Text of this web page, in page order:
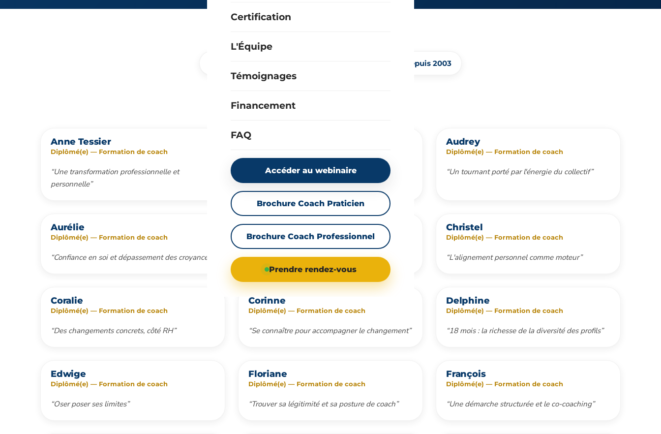
Certification
L'Équipe
Témoignages
Financement
FAQ
Accéder au webinaire
Brochure Coach Praticien
Brochure Coach Professionnel
Prendre rendez-vous
coachs formés depuis 2003
Anne Tessier
Diplômé(e) — Formation de coach
“Une transformation professionnelle et
personnelle”
Anne-Sophie
“S'aligner avec ses valeurs profondes”
Audrey
Diplômé(e) — Formation de coach
“Un tournant porté par l'énergie du collectif”
Aurélie
Diplômé(e) — Formation de coach
“Confiance en soi et dépassement des croyances”
Bertrand
Diplômé(e) — Formation de coach
“Écoute active, empathie et richesse du groupe”
Christel
Diplômé(e) — Formation de coach
“L'alignement personnel comme moteur”
Coralie
Diplômé(e) — Formation de coach
“Des changements concrets, côté RH”
Corinne
Diplômé(e) — Formation de coach
“Se connaître pour accompagner le changement”
Delphine
Diplômé(e) — Formation de coach
“18 mois : la richesse de la diversité des profils”
Edwige
Diplômé(e) — Formation de coach
“Oser poser ses limites”
Floriane
Diplômé(e) — Formation de coach
“Trouver sa légitimité et sa posture de coach”
François
Diplômé(e) — Formation de coach
“Une démarche structurée et le co-coaching”